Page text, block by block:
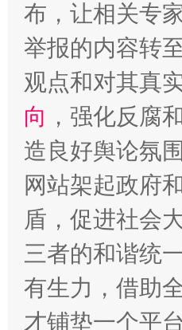
布，让相关专
举报的内容转
观点和对其真
向 ，强化反腐
造良好舆论氛
网站架起政府
盾，促进社会
三者的和谐统
有生力，借助
才铺垫一个平